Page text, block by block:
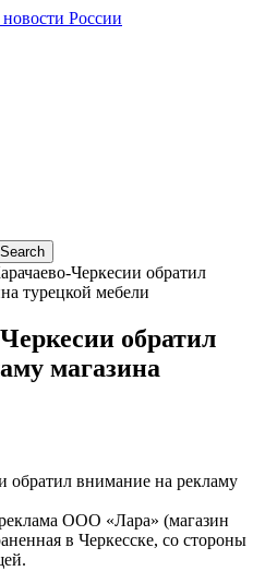
Черкесии обратил
турецкой мебели
обратил
магазина
ООО «Лара» (магазин
в Черкесске, со стороны